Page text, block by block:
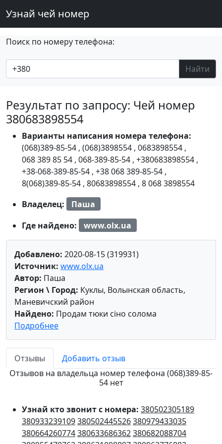
Узнай чей номер
Поиск по номеру телефона:
Найти
Результат по запросу: Чей номер
380683898554
Варианты написания номера телефона:
(068)389-85-54 , (068)3898554 , 0683898554 ,
068 389 85 54 , 068-389-85-54 , +380683898554 ,
+38-068-389-85-54 , +38 068 389-85-54 ,
8(068)389-85-54 , 80683898554 , 8 068 3898554
Владелец:
Паша
Где найдено:
www.olx.ua
Добавлено: 2020-08-15 (319931)
Источник: www.olx.ua
Автор: Паша
Регион \ Город: Куклы, Волынская область,
Маневичский район
Найдено: Продам тюки сіно солома
Подробнее
Отзывы
Добавить отзыв
Отзывов на владельца номер телефона (068)389-85-
54 нет
Узнай кто звонит с номера: 380502305189
380933239109380502445526380979433035
380664260774380633686362380682088704